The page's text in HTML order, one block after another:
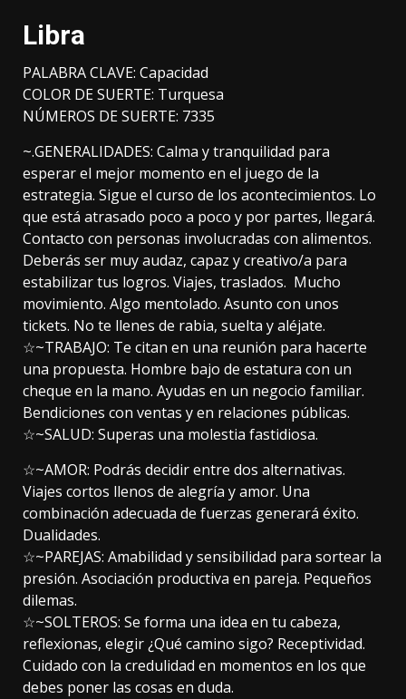
Libra
PALABRA CLAVE: Capacidad
COLOR DE SUERTE: Turquesa
NÚMEROS DE SUERTE: 7335
~.GENERALIDADES: Calma y tranquilidad para
esperar el mejor momento en el juego de la
estrategia. Sigue el curso de los acontecimientos. Lo
que está atrasado poco a poco y por partes, llegará.
Contacto con personas involucradas con alimentos.
Deberás ser muy audaz, capaz y creativo/a para
estabilizar tus logros. Viajes, traslados. Mucho
movimiento. Algo mentolado. Asunto con unos
tickets. No te llenes de rabia, suelta y aléjate.
☆~TRABAJO: Te citan en una reunión para hacerte
una propuesta. Hombre bajo de estatura con un
cheque en la mano. Ayudas en un negocio familiar.
Bendiciones con ventas y en relaciones públicas.
☆~SALUD: Superas una molestia fastidiosa.
☆~AMOR: Podrás decidir entre dos alternativas.
Viajes cortos llenos de alegría y amor. Una
combinación adecuada de fuerzas generará éxito.
Dualidades.
☆~PAREJAS: Amabilidad y sensibilidad para sortear la
presión. Asociación productiva en pareja. Pequeños
dilemas.
☆~SOLTEROS: Se forma una idea en tu cabeza,
reflexionas, elegir ¿Qué camino sigo? Receptividad.
Cuidado con la credulidad en momentos en los que
debes poner las cosas en duda.